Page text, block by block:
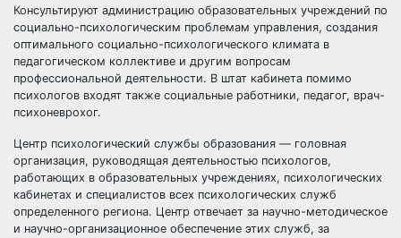
Консультируют администрацию образовательных учреждений по
социально-психологическим проблемам управления, создания
оптимального социально-психологического климата в
педагогическом коллективе и другим вопросам
профессиональной деятельности. В штат кабинета помимо
психологов входят также социальные работники, педагог, врач-
психоневрохог.
Центр психологический службы образования — головная
организация, руководящая деятельностью психологов,
работающих в образовательных учреждениях, психологических
кабинетах и специалистов всех психологических служб
определенного региона. Центр отвечает за научно-методическое
и научно-организационное обеспечение этих служб, за